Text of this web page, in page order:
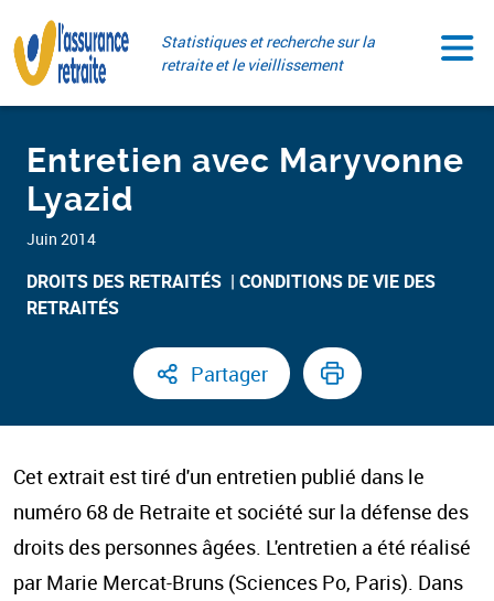
au
contenu
Statistiques et recherche sur la
retraite et le vieillissement
Juin 2014
Entretien avec Maryvonne
Lyazid
DROITS DES RETRAITÉS ​
CONDITIONS DE VIE DES
RETRAITÉS
Partager
Cet extrait est tiré d'un entretien publié dans le
numéro 68 de Retraite et société sur la défense des
droits des personnes âgées. L'entretien a été réalisé
par Marie Mercat-Bruns (Sciences Po, Paris). Dans